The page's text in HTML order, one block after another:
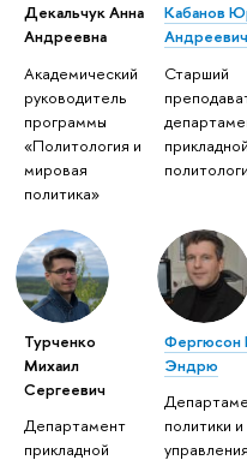
Декальчук Анна
Андреевна
Академический
руководитель
программы
«Политология и
мировая
политика»
Кабанов
Андреевич
Старший
прикладной
Турченко
Михаил
Сергеевич
Департамент
прикладной
Фергюсон
Эндрю
политики и